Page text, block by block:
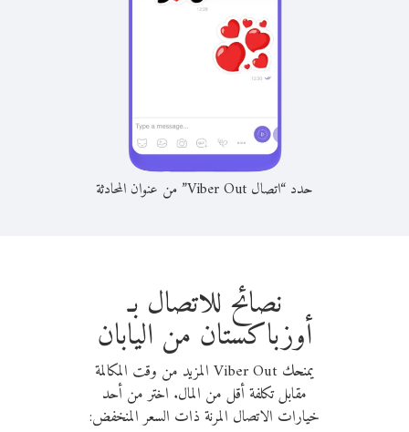
حدد “اتصال Viber Out” من عنوان المحادثة
نصائح للاتصال بـ
أوزباكستان من اليابان
يمنحك Viber Out المزيد من وقت المكالمة
مقابل تكلفة أقل من المال. اختر من أحد
خيارات الاتصال المرنة ذات السعر المنخفض: